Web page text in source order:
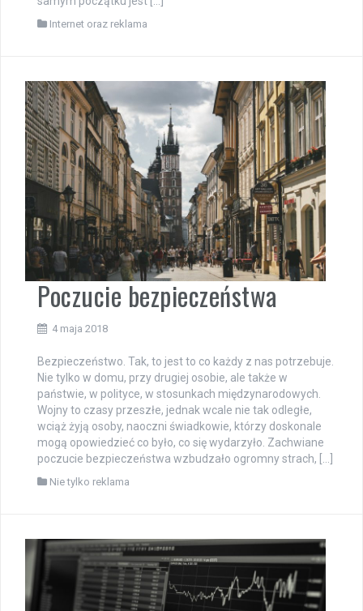
Internet oraz reklama
Poczucie bezpieczeństwa
4 maja 2018
Bezpieczeństwo. Tak, to jest to co każdy z nas potrzebuje.
Nie tylko w domu, przy drugiej osobie, ale także w
państwie, w polityce, w stosunkach międzynarodowych.
Wojny to czasy przeszłe, jednak wcale nie tak odległe,
wciąż żyją osoby, naoczni świadkowie, którzy doskonale
mogą opowiedzieć co było, co się wydarzyło. Zachwiane
poczucie bezpieczeństwa wzbudzało ogromny strach, […]
Nie tylko reklama